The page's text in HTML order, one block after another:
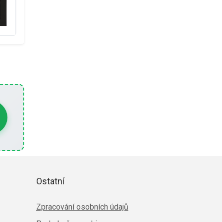
Ostatní
Zpracování osobních údajů